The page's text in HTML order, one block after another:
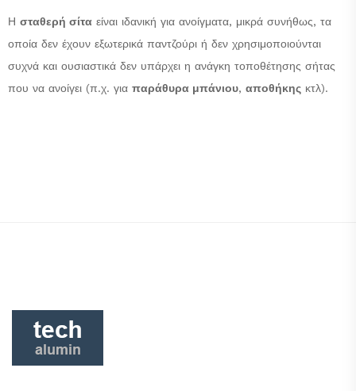
Η σταθερή σίτα είναι ιδανική για ανοίγματα, μικρά συνήθως, τα
οποία δεν έχουν εξωτερικά παντζούρι ή δεν χρησιμοποιούνται
συχνά και ουσιαστικά δεν υπάρχει η ανάγκη τοποθέτησης σήτας
που να ανοίγει (π.χ. για παράθυρα μπάνιου, αποθήκης κτλ).